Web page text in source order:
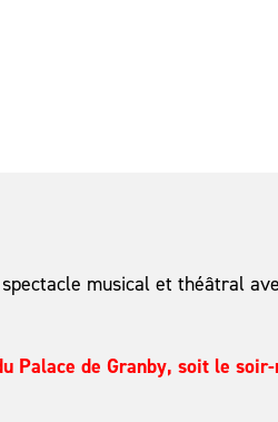
musical et théâtral
de Granby, soit le